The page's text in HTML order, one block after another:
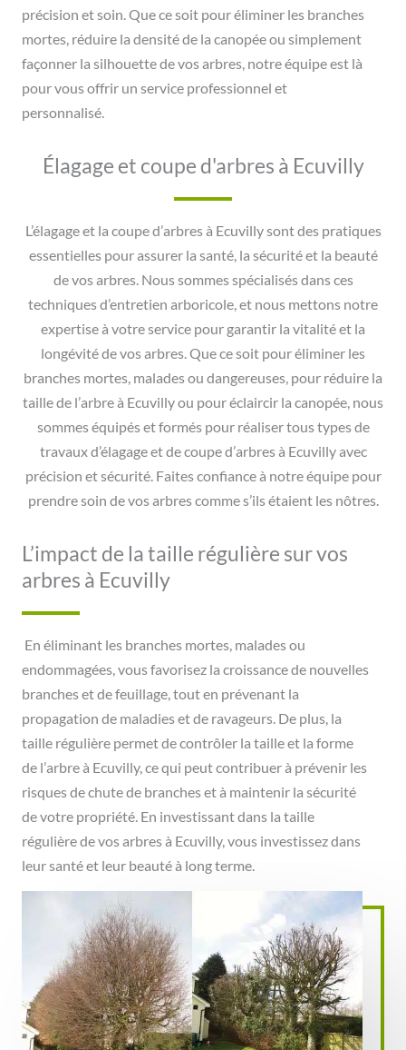
précision et soin. Que ce soit pour éliminer les branches
mortes, réduire la densité de la canopée ou simplement
façonner la silhouette de vos arbres, notre équipe est là
pour vous offrir un service professionnel et
personnalisé.
Élagage et coupe d'arbres à Ecuvilly
L’élagage et la coupe d’arbres à Ecuvilly sont des pratiques
essentielles pour assurer la santé, la sécurité et la beauté
de vos arbres. Nous sommes spécialisés dans ces
techniques d’entretien arboricole, et nous mettons notre
expertise à votre service pour garantir la vitalité et la
longévité de vos arbres. Que ce soit pour éliminer les
branches mortes, malades ou dangereuses, pour réduire la
taille de l’arbre à Ecuvilly ou pour éclaircir la canopée, nous
sommes équipés et formés pour réaliser tous types de
travaux d’élagage et de coupe d’arbres à Ecuvilly avec
précision et sécurité. Faites confiance à notre équipe pour
prendre soin de vos arbres comme s’ils étaient les nôtres.
L’impact de la taille régulière sur vos
arbres à Ecuvilly
En éliminant les branches mortes, malades ou
endommagées, vous favorisez la croissance de nouvelles
branches et de feuillage, tout en prévenant la
propagation de maladies et de ravageurs. De plus, la
taille régulière permet de contrôler la taille et la forme
de l’arbre à Ecuvilly, ce qui peut contribuer à prévenir les
risques de chute de branches et à maintenir la sécurité
de votre propriété. En investissant dans la taille
régulière de vos arbres à Ecuvilly, vous investissez dans
leur santé et leur beauté à long terme.